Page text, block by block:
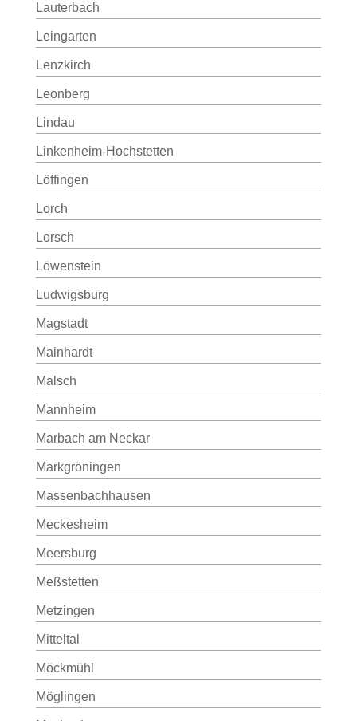
Lauterbach
Leingarten
Lenzkirch
Leonberg
Lindau
Linkenheim-Hochstetten
Löffingen
Lorch
Lorsch
Löwenstein
Ludwigsburg
Magstadt
Mainhardt
Malsch
Mannheim
Marbach am Neckar
Markgröningen
Massenbachhausen
Meckesheim
Meersburg
Meßstetten
Metzingen
Mitteltal
Möckmühl
Möglingen